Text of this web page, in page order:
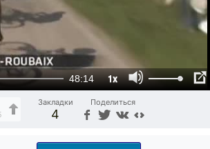
48:14 1x
Закладки
4
Поделиться